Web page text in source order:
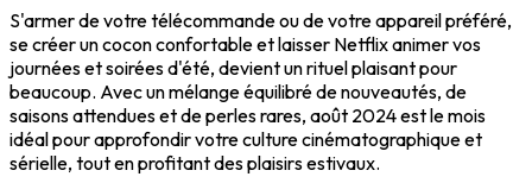
S'armer de votre télécommande ou de votre appareil préféré,
se créer un cocon confortable et laisser Netflix animer vos
journées et soirées d'été, devient un rituel plaisant pour
beaucoup. Avec un mélange équilibré de nouveautés, de
saisons attendues et de perles rares, août 2024 est le mois
idéal pour approfondir votre culture cinématographique et
sérielle, tout en profitant des plaisirs estivaux.